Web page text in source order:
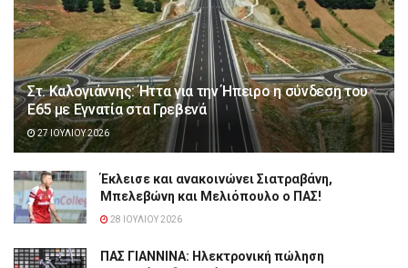
Στ. Καλογιάννης: Ήττα για την Ήπειρο η σύνδεση του
Ε65 με Εγνατία στα Γρεβενά
27 ΙΟΥΛΊΟΥ 2026
Έκλεισε και ανακοινώνει Σιατραβάνη,
Μπελεβώνη και Μελιόπουλο ο ΠΑΣ!
28 ΙΟΥΛΊΟΥ 2026
ΠΑΣ ΓΙΑΝΝΙΝΑ: Hλεκτρονική πώληση